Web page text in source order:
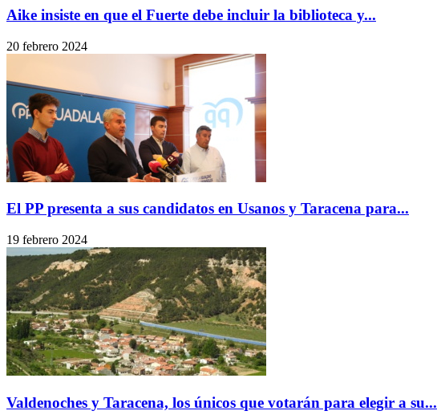
Aike insiste en que el Fuerte debe incluir la biblioteca y...
20 febrero 2024
El PP presenta a sus candidatos en Usanos y Taracena para...
19 febrero 2024
Valdenoches y Taracena, los únicos que votarán para elegir a su...